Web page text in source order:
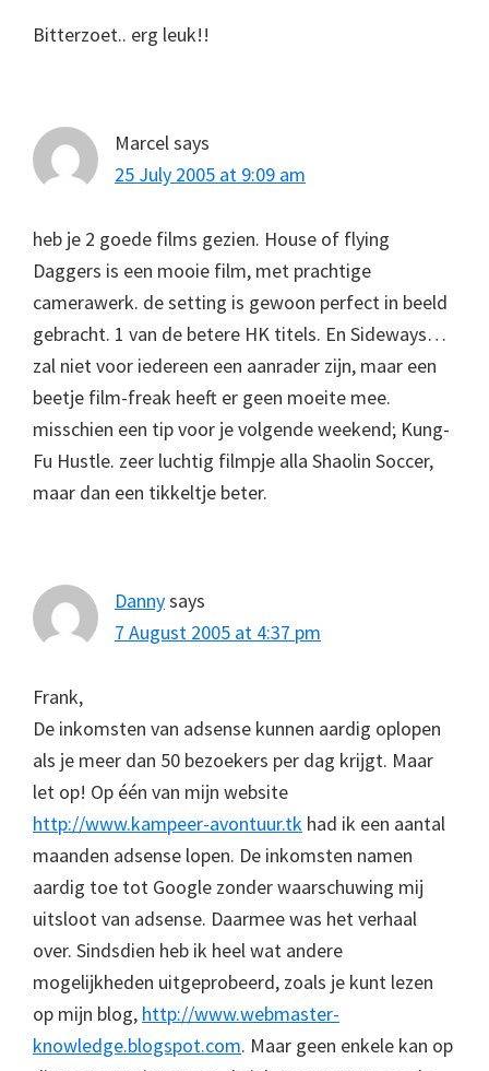
Bitterzoet.. erg leuk!!
Marcelsays
25 July 2005 at 9:09 am
heb je 2 goede films gezien. House of flying
Daggers is een mooie film, met prachtige
camerawerk. de setting is gewoon perfect in beeld
gebracht. 1 van de betere HK titels. En Sideways…
zal niet voor iedereen een aanrader zijn, maar een
beetje film-freak heeft er geen moeite mee.
misschien een tip voor je volgende weekend; Kung-
Fu Hustle. zeer luchtig filmpje alla Shaolin Soccer,
maar dan een tikkeltje beter.
Dannysays
7 August 2005 at 4:37 pm
Frank,
De inkomsten van adsense kunnen aardig oplopen
als je meer dan 50 bezoekers per dag krijgt. Maar
let op! Op één van mijn website
http://www.kampeer-avontuur.tk had ik een aantal
maanden adsense lopen. De inkomsten namen
aardig toe tot Google zonder waarschuwing mij
uitsloot van adsense. Daarmee was het verhaal
over. Sindsdien heb ik heel wat andere
mogelijkheden uitgeprobeerd, zoals je kunt lezen
op mijn blog, http://www.webmaster-
knowledge.blogspot.com. Maar geen enkele kan op